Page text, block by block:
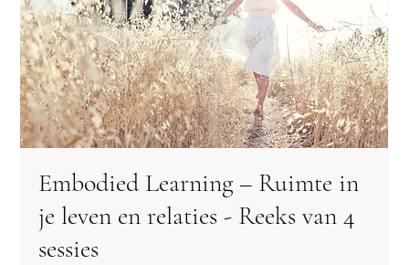
Embodied Learning – Ruimte in
je leven en relaties - Reeks van 4
sessies